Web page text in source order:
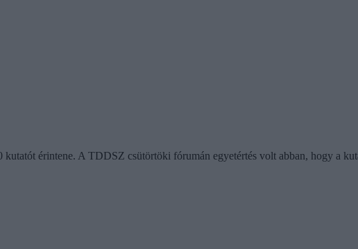
kutatót érintene. A TDDSZ csütörtöki fórumán egyetértés volt abban, hogy a